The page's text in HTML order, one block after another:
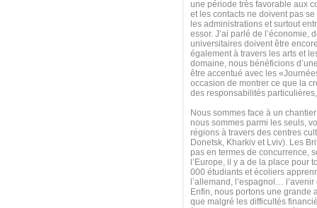
une période très favorable aux
et les contacts ne doivent pas
les administrations et surtout
essor. J’ai parlé de l’économie,
universitaires doivent être
également à travers les arts et
domaine, nous bénéficions
être accentué avec les
occasion de montrer ce que la
des responsabilités
Nous sommes face à un
nous sommes parmi les seuls,
régions à travers des centres
Donetsk, Kharkiv et Lviv). Les
pas en termes de concurrence,
l’Europe, il y a de la place pour
000 étudiants et écoliers
l’allemand, l’espagnol…
Enfin, nous portons une grande
que malgré les difficultés